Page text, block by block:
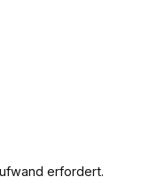
erfordert.